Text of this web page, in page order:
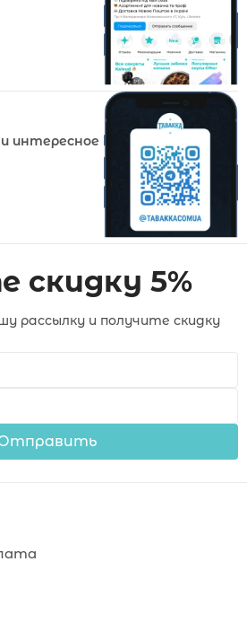
интересное
скидку 5%
рассылку и получите скидку